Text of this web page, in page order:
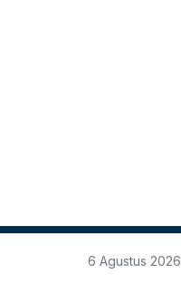
6 Agustus 2026